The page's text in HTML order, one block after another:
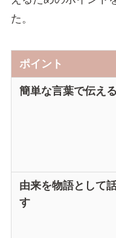
た。
ポイント
簡単な言葉で伝える
由来を物語として
す